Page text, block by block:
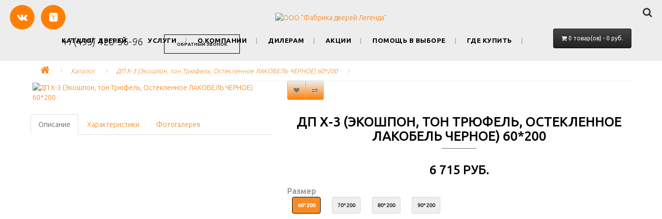
+7(495) 120-56-96 ОБРАТНЫЙ ЗВОНОК
КАТАЛОГ ДВЕРЕЙ УСЛУГИ О КОМПАНИИ ДИЛЕРАМ АКЦИИ ПОМОЩЬ В ВЫБОРЕ ГДЕ КУПИТЬ 0 товар(ов) - 0 руб.
Каталог ДП Х-3 (Экошпон, тон Трюфель, Остекленное ЛАКОБЕЛЬ ЧЕРНОЕ) 60*200
Описание Характеристики Фотогалерея
ДП Х-3 (ЭКОШПОН, ТОН ТРЮФЕЛЬ, ОСТЕКЛЕННОЕ
ЛАКОБЕЛЬ ЧЕРНОЕ) 60*200
6 715 РУБ.
Размер
60*200 70*200 80*200 90*200